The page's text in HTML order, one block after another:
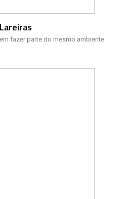
Lareiras
fazer parte do mesmo ambiente.